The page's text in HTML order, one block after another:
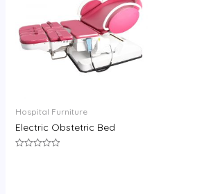
Hospital Furniture
Electric Obstetric Bed